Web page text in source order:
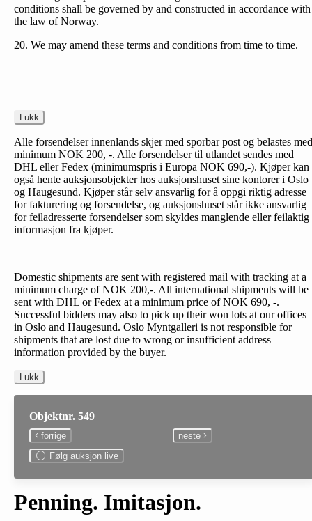
conditions shall be governed by and constructed in accordance with
the law of Norway.
20. We may amend these terms and conditions from time to time.
Lukk
Alle forsendelser innenlands skjer med sporbar post og belastes med
minimum NOK 200, -. Alle forsendelser til utlandet sendes med
DHL eller Fedex (minimumspris i Europa NOK 690,-). Kjøper kan
også hente auksjonsobjekter hos auksjonshuset sine kontorer i Oslo
og Haugesund. Kjøper står selv ansvarlig for å oppgi riktig adresse
for fakturering og forsendelse, og auksjonshuset står ikke ansvarlig
for feiladresserte forsendelser som skyldes manglende eller feilaktig
informasjon fra kjøper.
Domestic shipments are sent with registered mail with tracking at a
minimum charge of NOK 200,-. All international shipments will be
sent with DHL or Fedex at a minimum price of NOK 690, -.
Successful bidders may also to pick up their won lots at our offices
in Oslo and Haugesund. Oslo Myntgalleri is not responsible for
shipments that are lost due to wrong or insufficient address
information provided by the buyer.
Lukk
Objektnr. 549
forrige
neste
Følg auksjon live
Penning. Imitasjon.